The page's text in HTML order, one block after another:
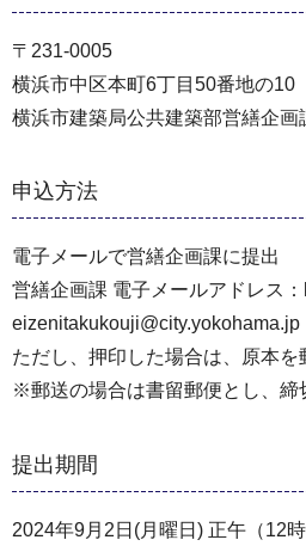
〒231-0005
横浜市中区本町6丁目50番地の
横浜市建築局公共建築部営繕企画
申込方法
電子メールで営繕企画課に提出
営繕企画課 電子メールアドレス
eizenitakukouji@city.yokohama.jp
ただし、押印した場合は、原本
※郵送の場合は書留郵便とし、締
提出期間
2024年9月2日(月曜日) 正午（12